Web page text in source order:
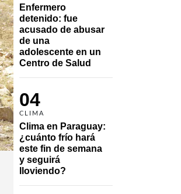
Enfermero
detenido: fue
acusado de abusar
de una
adolescente en un
Centro de Salud
04
CLIMA
Clima en Paraguay:
¿cuánto frío hará
este fin de semana
y seguirá
lloviendo?